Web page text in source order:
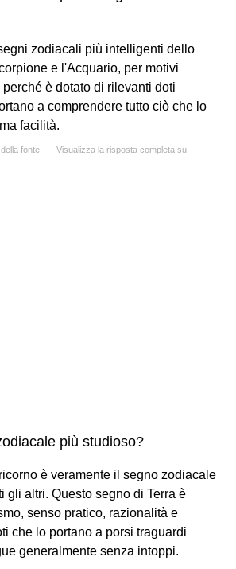
zodiacali più intelligenti dello
e l'Acquario, per motivi
è dotato di rilevanti doti
a comprendere tutto ciò che lo
facilità.
fonte | Visualizza la risposta completa su
più studioso?
è veramente il segno zodiacale
gli altri. Questo segno di Terra è
senso pratico, razionalità e
che lo portano a porsi traguardi
generalmente senza intoppi.